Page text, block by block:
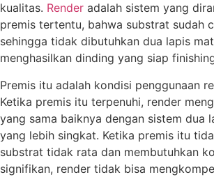
kualitas. Render adalah sistem yang
premis tertentu, bahwa substrat sudah
sehingga tidak dibutuhkan dua lapis
menghasilkan dinding yang siap
Premis itu adalah kondisi penggunaan
Ketika premis itu terpenuhi, render
yang sama baiknya dengan sistem dua
yang lebih singkat. Ketika premis itu
substrat tidak rata dan membutuhkan
signifikan, render tidak bisa